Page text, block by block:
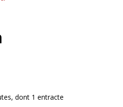
dont 1 entracte